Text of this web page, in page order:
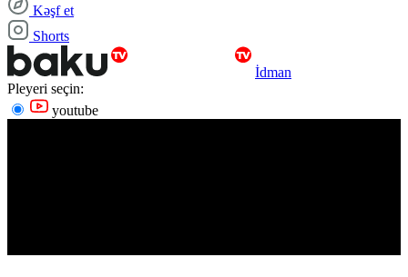
Kəşf et
Shorts
İdman
Pleyeri seçin:
youtube